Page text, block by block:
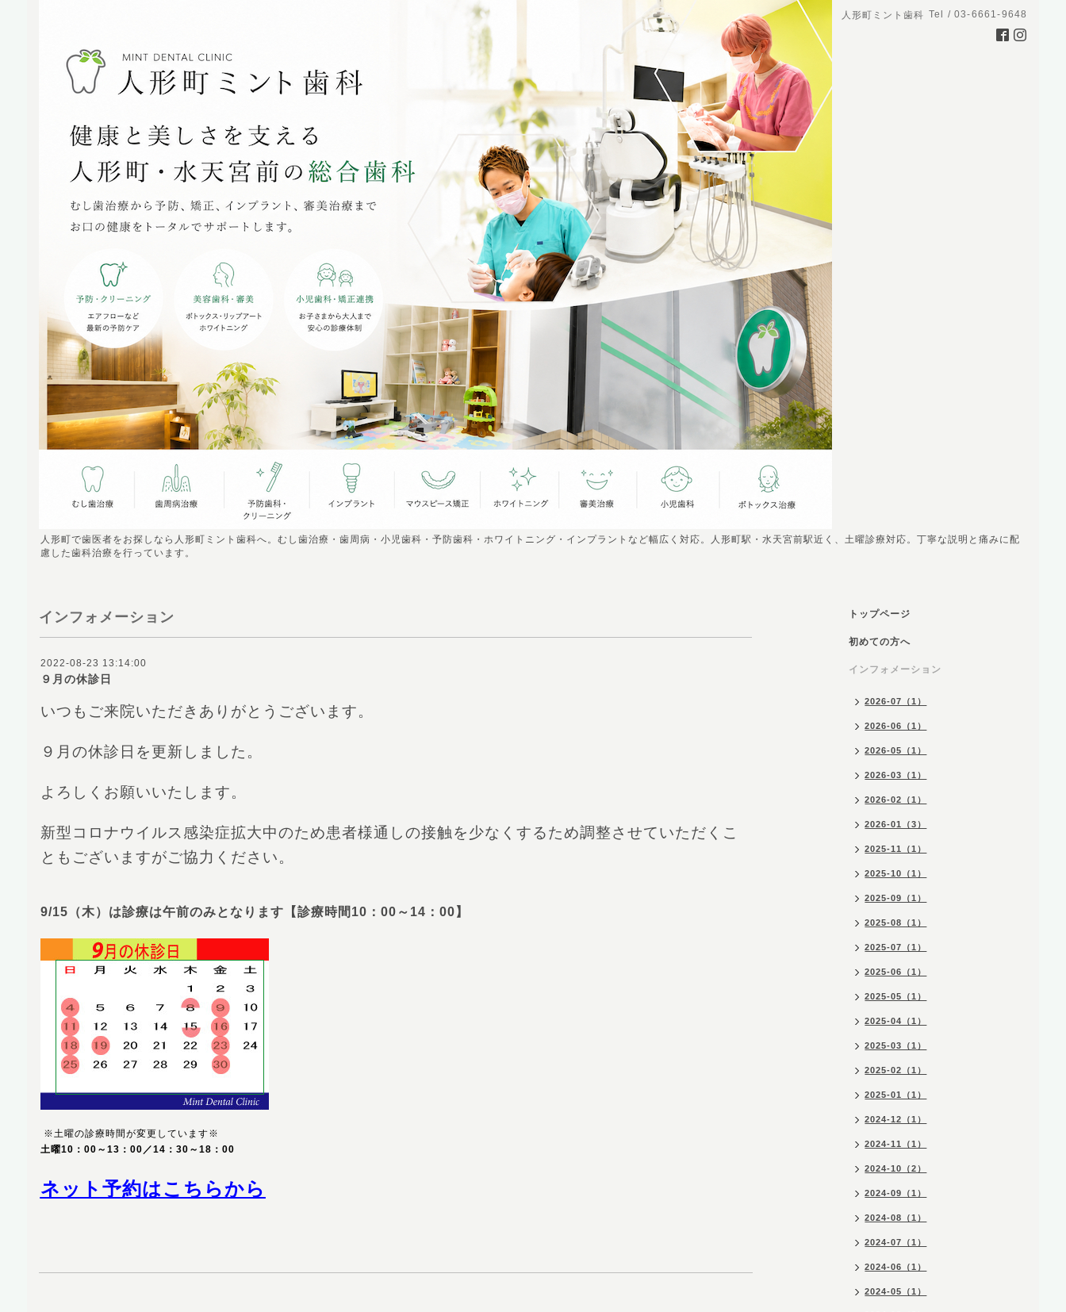
人形町ミント歯科 Tel / 03-6661-9648
人形町で歯医者をお探しなら人形町ミント歯科へ。むし歯治療・歯周病・小児歯科・予防歯科・ホワイトニング・インプラントなど幅広く対応。人形町駅・水天宮前駅近く、土曜診療対応。丁寧な説明と痛みに配
慮した歯科治療を行っています。
インフォメーション
2022-08-23 13:14:00
９月の休診日
いつもご来院いただきありがとうございます。
９月の休診日を更新しました。
よろしくお願いいたします。
新型コロナウイルス感染症拡大中のため患者様通しの接触を少なくするため調整させていただくこ
ともございますがご協力ください。
9/15（木）は診療は午前のみとなります【診療時間10：00～14：00】
※土曜の診療時間が変更しています※
土曜10：00～13：00／14：30～18：00
ネット予約はこちらから
トップページ
初めての方へ
インフォメーション
2026-07（1）
2026-06（1）
2026-05（1）
2026-03（1）
2026-02（1）
2026-01（3）
2025-11（1）
2025-10（1）
2025-09（1）
2025-08（1）
2025-07（1）
2025-06（1）
2025-05（1）
2025-04（1）
2025-03（1）
2025-02（1）
2025-01（1）
2024-12（1）
2024-11（1）
2024-10（2）
2024-09（1）
2024-08（1）
2024-07（1）
2024-06（1）
2024-05（1）